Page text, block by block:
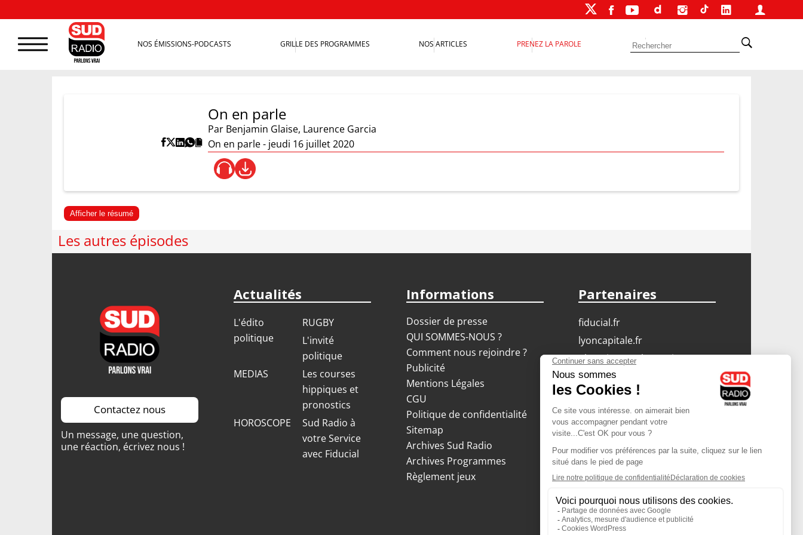
NOS ÉMISSIONS-PODCASTS GRILLE DES PROGRAMMES NOS ARTICLES PRENEZ LA PAROLE
On en parle
Par Benjamin Glaise, Laurence Garcia
On en parle - jeudi 16 juillet 2020
Afficher le résumé
Les autres épisodes
Contactez nous
Un message, une question,
une réaction, écrivez nous !
Actualités
L'édito
politique
RUGBY
L'invité
politique
MEDIAS
Les courses
hippiques et
pronostics
HOROSCOPE
Sud Radio à
votre Service
avec Fiducial
Informations
Dossier de presse
QUI SOMMES-NOUS ?
Comment nous rejoindre ?
Publicité
Mentions Légales
CGU
Politique de confidentialité
Sitemap
Archives Sud Radio
Archives Programmes
Règlement jeux
Partenaires
fiducial.fr
lyoncapitale.fr
olympique-et-lyonnais.com
L'application Iphone
/ Android
Téléchargez l'application
Les cookies
Gestion des cookies